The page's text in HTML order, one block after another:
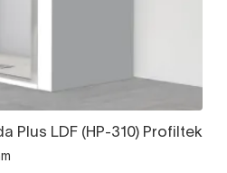
Plus LDF (HP-310) Profiltek